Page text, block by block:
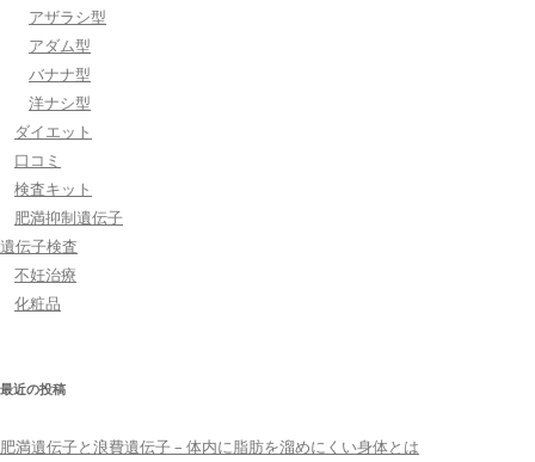
アザラシ型
アダム型
バナナ型
洋ナシ型
ダイエット
口コミ
検査キット
肥満抑制遺伝子
遺伝子検査
不妊治療
化粧品
最近の投稿
肥満遺伝子と浪費遺伝子 – 体内に脂肪を溜めにくい身体とは